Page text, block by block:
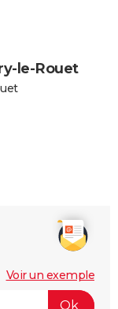
le-Rouet
Voir un exemple